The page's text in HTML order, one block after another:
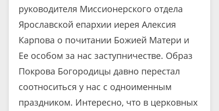
руководителя Миссионерского отдела
Ярославской епархии иерея Алексия
Карпова о почитании Божией Матери и
Ее особом за нас заступничестве. Образ
Покрова Богородицы давно перестал
соотноситься у нас с одноименным
праздником. Интересно, что в церковных